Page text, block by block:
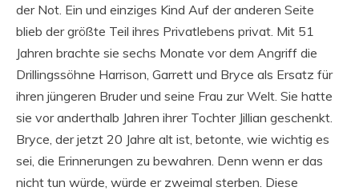
der Not. Ein und einziges Kind Auf der anderen Seite
blieb der größte Teil ihres Privatlebens privat. Mit 51
Jahren brachte sie sechs Monate vor dem Angriff die
Drillingssöhne Harrison, Garrett und Bryce als Ersatz für
ihren jüngeren Bruder und seine Frau zur Welt. Sie hatte
sie vor anderthalb Jahren ihrer Tochter Jillian geschenkt.
Bryce, der jetzt 20 Jahre alt ist, betonte, wie wichtig es
sei, die Erinnerungen zu bewahren. Denn wenn er das
nicht tun würde, würde er zweimal sterben. Diese